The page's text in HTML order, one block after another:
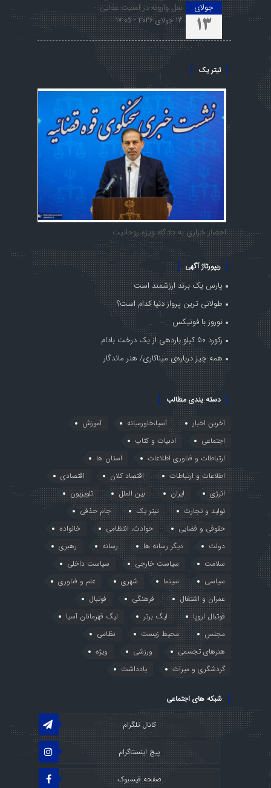
جولای
13
نعل وارونه در امنیت غذایی
13 جولای 2026 - 17:05
تیتر یک
احضار خرازی به دادگاه ویژه روحانیت
ریپورتاژ آگهی
پارس یک برند ارزشمند است
طولانی ترین پرواز دنیا کدام است؟
نوروز با فونیکس
رکورد ۵۰ کیلو باردهی از یک درخت بادام
همه چیز درباره‌ی میناکاری/ هنر ماندگار
دسته بندی مطالب
آخرین اخبار آسیا،خاورمیانه
آموزش
اجتماعی
ادبیات و کتاب
ارتباطات و فناوری اطلاعات
استان ها
اطلاعات و ارتباطات
اقتصاد کلان
اقتصادی
انرژی
ایران بین الملل
تلویزیون
تولید و تجارت
تیتر یک
جام حذفی
حقوقی و قضایی
حوادث، انتظامی
خانواده
دولت
دیگر رسانه ها رسانه
رهبری
سلامت
سیاست خارجی
سیاست داخلی
سیاسی
سینما شهری
علم و فناوری
عمران و اشتغال
فرهنگی
فوتبال
فوتبال اروپا
لیگ برتر
لیگ قهرمانان آسیا
مجلس
محیط زیست
نظامی
هنرهای تجسمی
ورزشی
ویژه
گردشگری و میراث
یادداشت
شبکه های اجتماعی
کانال تلگرام
پیج اینستاگرام
صفحه فیسبوک